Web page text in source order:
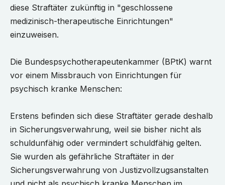
diese Straftäter zukünftig in "geschlossene
medizinisch-therapeutische Einrichtungen"
einzuweisen.
Die Bundespsychotherapeutenkammer (BPtK) warnt
vor einem Missbrauch von Einrichtungen für
psychisch kranke Menschen:
Erstens befinden sich diese Straftäter gerade deshalb
in Sicherungsverwahrung, weil sie bisher nicht als
schuldunfähig oder vermindert schuldfähig gelten.
Sie wurden als gefährliche Straftäter in der
Sicherungsverwahrung von Justizvollzugsanstalten